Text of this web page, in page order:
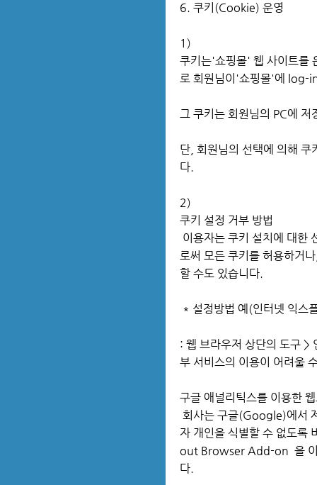
6. 쿠키(Cookie) 운영
1)
쿠키는'쇼핑몰' 웹 사이트를
로 회원님이'쇼핑몰'에 log-
그 쿠키는 회원님의 PC에
단, 회원님의 선택에 의해 쿠
다.
2)
쿠키 설정 거부 방법
이용자는 쿠키 설치에 대한
로써 모든 쿠키를 허용하거
할 수도 있습니다.
* 설정방법 예(인터넷 익스
: 웹 브라우저 상단의 도구 >
부 서비스의 이용이 어려울
구글 애널리틱스를 이용한
회사는 구글(Google)에서
자 개인을 식별할 수 없도록
out Browser Add-on 을 이
다.